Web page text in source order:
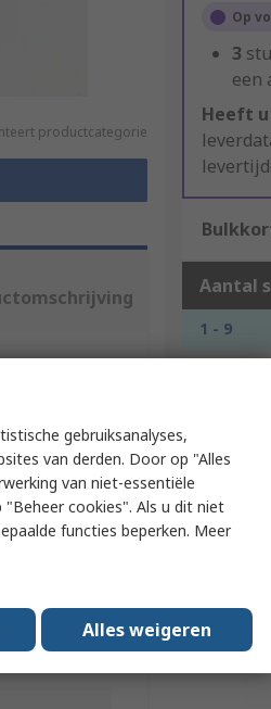
productcategorie
Op
3
een
Heeft
Aantal
1 - 9
*prijsindicatie
gebruiksanalyses,
van derden. Door op "Alles
van niet-essentiële
cookies". Als u dit niet
functies beperken. Meer
Alles weigeren